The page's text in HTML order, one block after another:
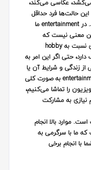
عکاسی می‌کند،
حالت‌ها فرد حداقل
درentertainmentما
معنی نیست که
نسبت بهhobby
حتی اگر این امر به
زندگی و شرایط آن یا
به صورت کلی
را تماشا می‌کنیم،
به مشارکت
موارد بالا انجام
ما با سرگرمی به
انجام برخی